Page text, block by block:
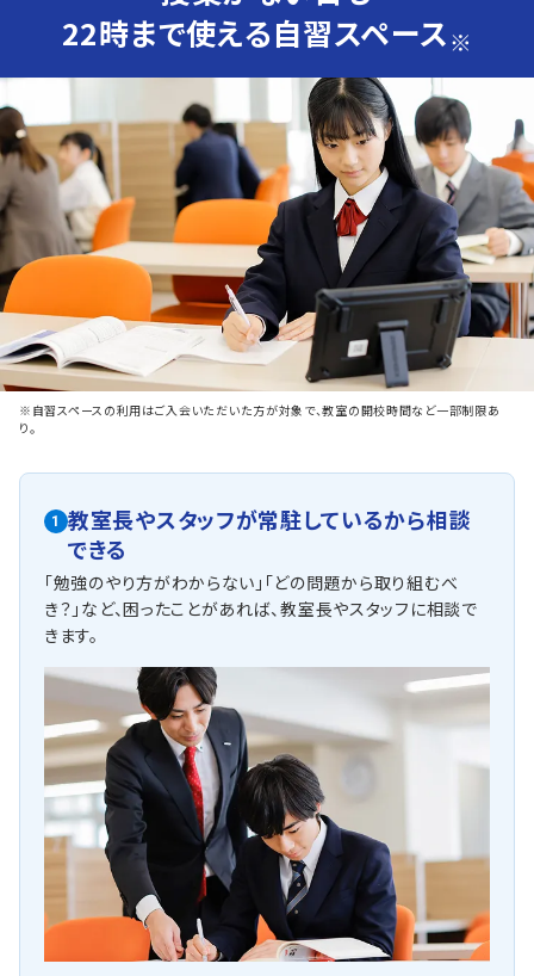
22時まで使える自習スペース※
※自習スペースの利用はご入会いただいた方が対象で、教室の開校時間など一部制限あ
り。
1
教室長やスタッフが常駐しているから相談
できる
「勉強のやり方がわからない」「どの問題から取り組むべ
き？」など、困ったことがあれば、教室長やスタッフに相談で
きます。